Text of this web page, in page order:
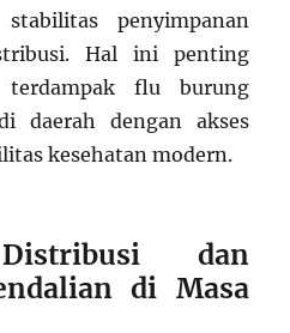
stabilitas penyimpanan
Hal ini penting
terdampak flu burung
daerah dengan akses
kesehatan modern.
dan
di Masa